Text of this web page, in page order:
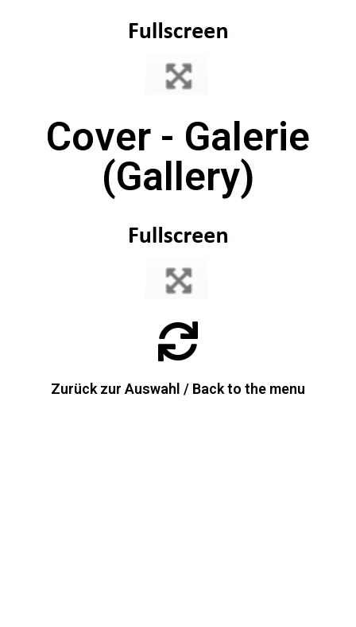
Cover - Galerie
(Gallery)
Zurück zur Auswahl / Back to the menu